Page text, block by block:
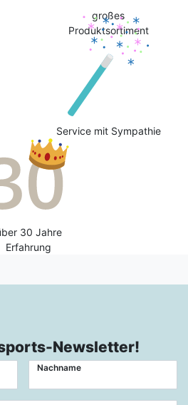
großes
Produktsortiment
Service mit Sympathie
30 Jahre
Erfahrung
Newsletter!
Nachname